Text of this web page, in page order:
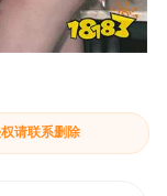
请联系删除